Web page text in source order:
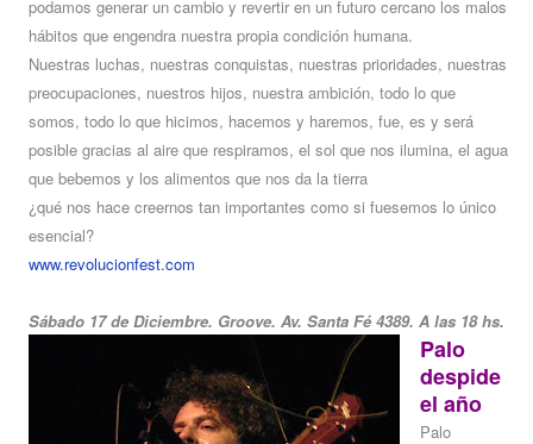
podamos generar un cambio y revertir en un futuro cercano los malos
hábitos que engendra nuestra propia condición humana.
Nuestras luchas, nuestras conquistas, nuestras prioridades, nuestras
preocupaciones, nuestros hijos, nuestra ambición, todo lo que
somos, todo lo que hicimos, hacemos y haremos, fue, es y será
posible gracias al aire que respiramos, el sol que nos ilumina, el agua
que bebemos y los alimentos que nos da la tierra
¿qué nos hace creernos tan importantes como si fuesemos lo único
esencial?
www.revolucionfest.com
Sábado 17 de Diciembre. Groove. Av. Santa Fé 4389. A las 18 hs.
Palo
despide
el año
Palo